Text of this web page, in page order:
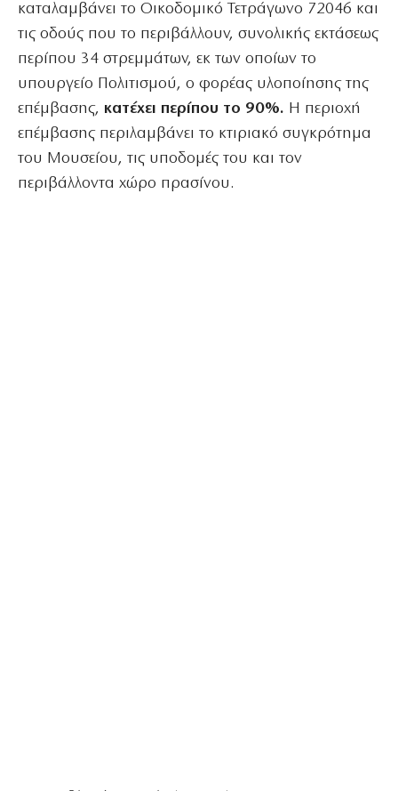
καταλαμβάνει το Οικοδομικό Τετράγωνο 72046 και
τις οδούς που το περιβάλλουν, συνολικής εκτάσεως
περίπου 34 στρεμμάτων, εκ των οποίων το
υπουργείο Πολιτισμού, ο φορέας υλοποίησης της
επέμβασης, κατέχει περίπου το 90%. Η περιοχή
επέμβασης περιλαμβάνει το κτιριακό συγκρότημα
του Μουσείου, τις υποδομές του και τον
περιβάλλοντα χώρο πρασίνου.